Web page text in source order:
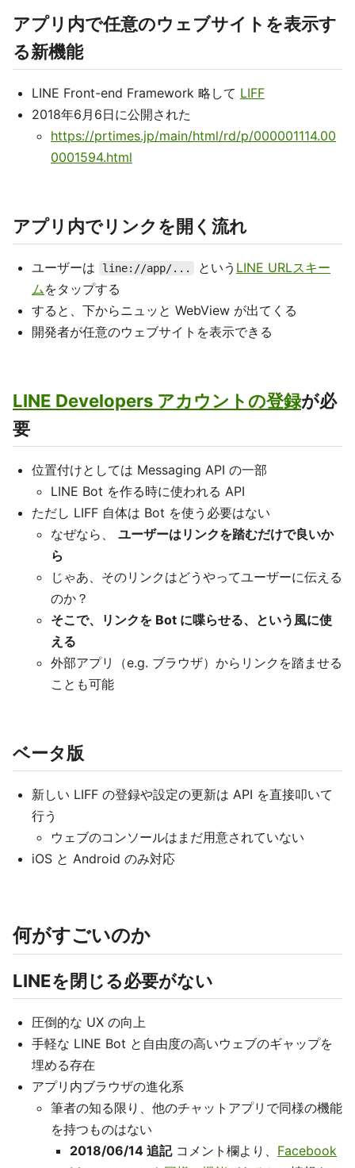
アプリ内で任意のウェブサイトを表示す
る新機能
LINE Front-end Framework 略して LIFF
2018年6月6日に公開された
https://prtimes.jp/main/html/rd/p/000001114.00
0001594.html
アプリ内でリンクを開く流れ
ユーザーは line://app/... という LINE URLスキー
ム をタップする
すると、下からニュッと WebView が出てくる
開発者が任意のウェブサイトを表示できる
LINE Developers アカウントの登録が必
要
位置付けとしては Messaging API の一部
LINE Bot を作る時に使われる API
ただし LIFF 自体は Bot を使う必要はない
なぜなら、 ユーザーはリンクを踏むだけで良いか
ら
じゃあ、そのリンクはどうやってユーザーに伝える
のか？
そこで、リンクを Bot に喋らせる、という風に使
える
外部アプリ（e.g. ブラウザ）からリンクを踏ませる
ことも可能
ベータ版
新しい LIFF の登録や設定の更新は API を直接叩いて
行う
ウェブのコンソールはまだ用意されていない
iOS と Android のみ対応
何がすごいのか
LINEを閉じる必要がない
圧倒的な UX の向上
手軽な LINE Bot と自由度の高いウェブのギャップを
埋める存在
アプリ内ブラウザの進化系
筆者の知る限り、他のチャットアプリで同様の機能
を持つものはない
2018/06/14 追記コメント欄より、 Facebook